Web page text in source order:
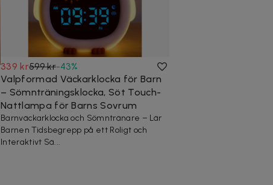
339 kr599 kr-43%
Valpformad Väckarklocka för Barn
– Sömnträningsklocka, Söt Touch-
Nattlampa för Barns Sovrum
Barnväckarklocka och Sömntränare – Lär
Barnen Tidsbegrepp på ett Roligt och
Interaktivt Sä...